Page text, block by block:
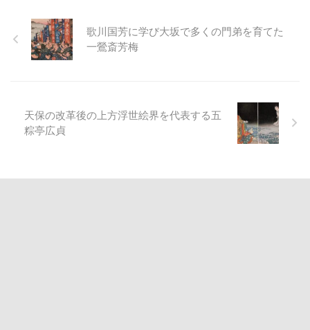
歌川国芳に学び大坂で多くの門弟を育てた
一鶯斎芳梅
天保の改革後の上方浮世絵界を代表する五
粽亭広貞